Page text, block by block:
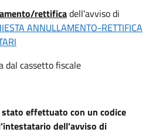
rettificadell’avviso di
ANNULLAMENTO-RETTIFICA
dal cassetto fiscale
effettuato con un codice
dell’avviso di